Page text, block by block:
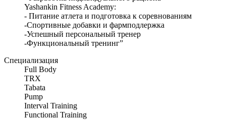
Yashankin Fitness Academy:
- Питание атлета и подготовка к соревнованиям
-Спортивные добавки и фармподлержка
-Успешный персональный тренер
-Функциональный тренинг”
Специализация
Full Body
ТRX
Tabata
Pump
Interval Training
Functional Training